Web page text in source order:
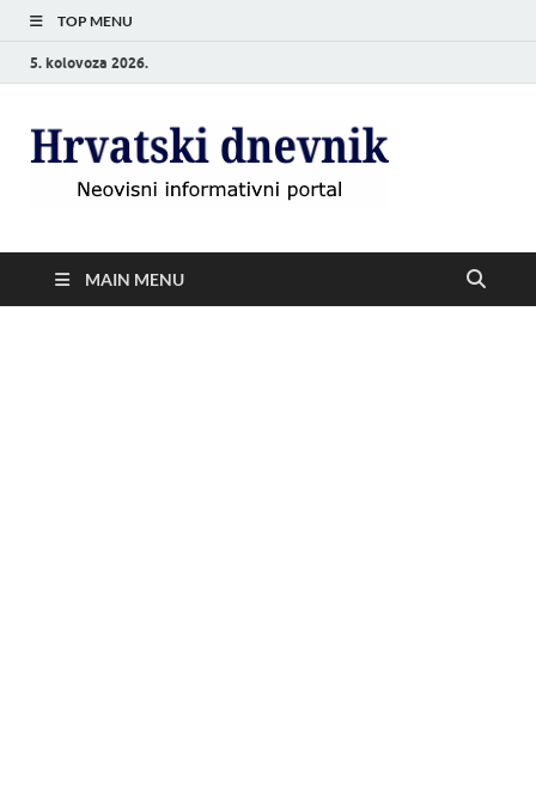
TOP MENU
5. kolovoza 2026.
MAIN MENU